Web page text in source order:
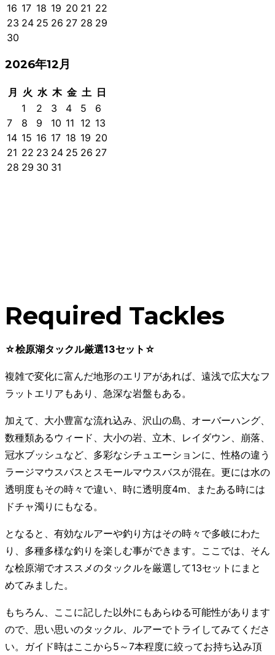
16 17 18 19 20 21 22
23 24 25 26 27 28 29
30
2026年12月
月 火 水 木 金 土 日
1
2 3 4 5
6
7
8 9 10 11 12 13
14 15 16 17 18 19 20
21 22 23 24 25 26 27
28 29 30 31
Required Tackles
☆桧原湖タックル厳選13セット☆
複雑で変化に富んだ地形のエリアがあれば、遠浅で広大なフ
ラットエリアもあり、急深な岩盤もある。
加えて、大小豊富な流れ込み、沢山の島、オーバーハング、
数種類あるウィード、大小の岩、立木、レイダウン、崩落、
冠水ブッシュなど、多彩なシチュエーションに、性格の違う
ラージマウスバスとスモールマウスバスが混在。更には水の
透明度もその時々で違い、時に透明度4m、またある時には
ドチャ濁りにもなる。
となると、有効なルアーや釣り方はその時々で多岐にわた
り、多種多様な釣りを楽しむ事ができます。ここでは、そん
な桧原湖でオススメのタックルを厳選して13セットにまと
めてみました。
もちろん、ここに記した以外にもあらゆる可能性があります
ので、思い思いのタックル、ルアーでトライしてみてくださ
い。ガイド時はここから5～7本程度に絞ってお持ち込み頂